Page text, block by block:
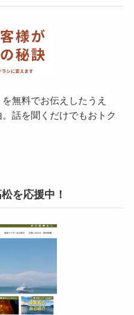
無料でお伝えしたうえ
話を聞くだけでもおトク
を応援中！